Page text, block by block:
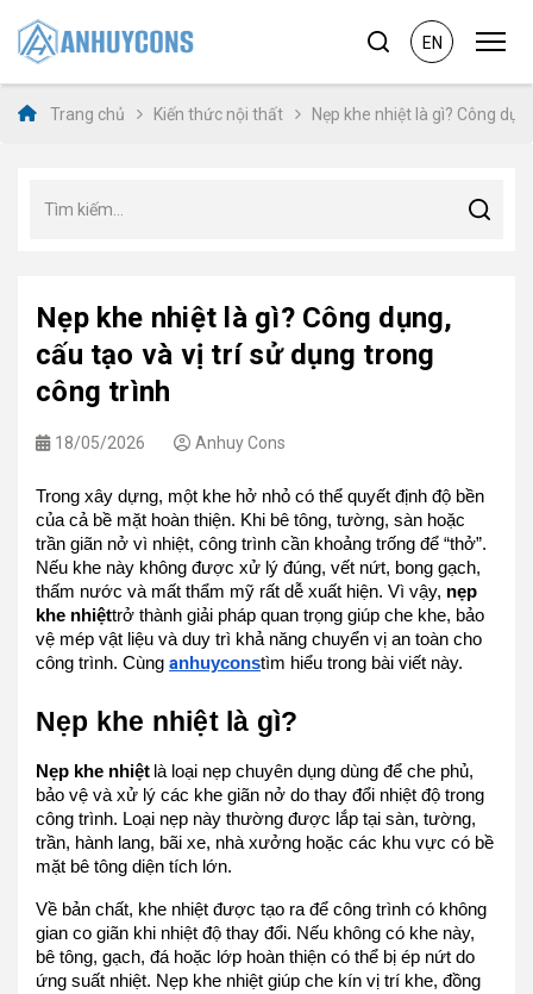
EN
Trang chủ Kiến thức nội thất Nẹp khe nhiệt là gì? Công
Nẹp khe nhiệt là gì? Công dụng,
cấu tạo và vị trí sử dụng trong
công trình
18/05/2026 Anhuy Cons
Trong xây dựng, một khe hở nhỏ có thể quyết định độ bền
của cả bề mặt hoàn thiện. Khi bê tông, tường, sàn hoặc
trần giãn nở vì nhiệt, công trình cần khoảng trống để “thở”.
Nếu khe này không được xử lý đúng, vết nứt, bong gạch,
thấm nước và mất thẩm mỹ rất dễ xuất hiện. Vì vậy, nẹp
khe nhiệttrở thành giải pháp quan trọng giúp che khe, bảo
vệ mép vật liệu và duy trì khả năng chuyển vị an toàn cho
công trình. Cùnganhuyconstìm hiểu trong bài viết này.
Nẹp khe nhiệt là gì?
Nẹp khe nhiệt là loại nẹp chuyên dụng dùng để che phủ,
bảo vệ và xử lý các khe giãn nở do thay đổi nhiệt độ trong
công trình. Loại nẹp này thường được lắp tại sàn, tường,
trần, hành lang, bãi xe, nhà xưởng hoặc các khu vực có bề
mặt bê tông diện tích lớn.
Về bản chất, khe nhiệt được tạo ra để công trình có không
gian co giãn khi nhiệt độ thay đổi. Nếu không có khe này,
bê tông, gạch, đá hoặc lớp hoàn thiện có thể bị ép nứt do
ứng suất nhiệt. Nẹp khe nhiệt giúp che kín vị trí khe, đồng